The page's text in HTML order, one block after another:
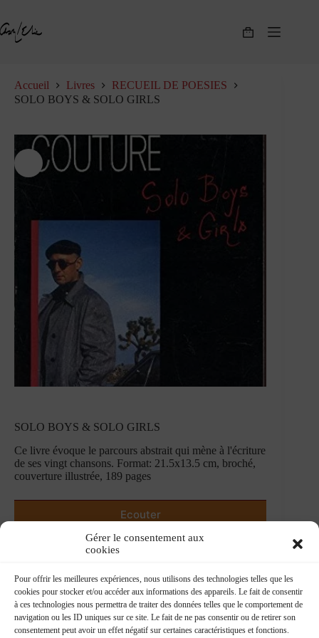
Gérer le consentement aux
cookies
Pour offrir les meilleures expériences, nous utilisons des technologies telles que les
cookies pour stocker et/ou accéder aux informations des appareils. Le fait de consentir
à ces technologies nous permettra de traiter des données telles que le comportement de
navigation ou les ID uniques sur ce site. Le fait de ne pas consentir ou de retirer son
consentement peut avoir un effet négatif sur certaines caractéristiques et fonctions.
contenu
Panier
Accueil Livres
RECUEIL DE POESIES
SOLO BOYS & SOLO GIRLS
SOLO BOYS & SOLO GIRLS
Ce livre évoque le parcours abstrait qui mène à l'écriture
de ses vingt chansons. Format: 21.5x13.5 cm, broché,
couverture illustrée, 189 pages
Ecouter